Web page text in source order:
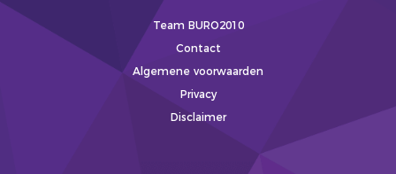
Team BURO2010
Contact
Algemene voorwaarden
Privacy
Disclaimer